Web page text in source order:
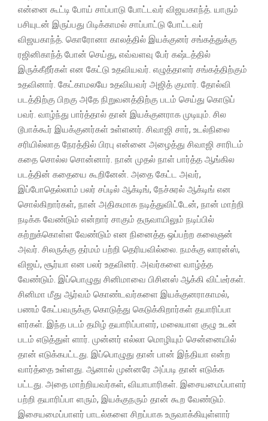
என்னை கூட்டி போய் சாப்பாடு போட்டவர் விஜயகாந்த். யாரும்
பசியுடன் இருப்பது பிடிக்காமல் சாப்பாட்டு போட்டவர்
விஜயகாந்த். கொரோனா காலத்தில் இயக்குனர் சங்கத்துக்கு
ரஜினிகாந்த் போன் செய்து, எவ்வளவு பேர் கஷ்டத்தில்
இருக்கீறீர்கள் என கேட்டு உதவியவர். எழுத்தாளர் சங்கத்திற்கும்
உதவினார். கேட்காமலயே உதவியவர் அஜித் குமார். தோல்வி
படத்திற்கு பிறகு அதே நிறுவனத்திற்கு படம் செய்து கொடுப்
பவர். வாழ்ந்து பார்த்தால் தான் இயக்குனராக முடியும். சில
டூபாக்கூர் இயக்குனர்கள் உள்ளனர். சிவாஜி சார், உடல்நிலை
சரியில்லாத நேரத்தில் பிரபு என்னை அழைத்து சிவாஜி சாரிடம்
கதை சொல்ல சொன்னார். நான் முதல் நாள் பார்த்த ஆங்கில
படத்தின் கதையை கூறினேன். அதை கேட்ட அவர்,
இப்போதெல்லாம் பலர் சப்டில் ஆக்டிங், நேச்சுரல் ஆக்டிங் என
சொல்கிறார்கள், நான் அதிகமாக நடித்துவிட்டேன், நான் மாற்றி
நடிக்க வேண்டும் என்றார் சாகும் தருவாயிலும் நடிப்பில்
கற்றுக்கொள்ள வேண்டும் என நினைத்த ஒப்பற்ற கலைஞன்
அவர். சிலருக்கு தர்மம் பற்றி தெரியவில்லை. நமக்கு லாரன்ஸ்,
விஜய், சூர்யா என பலர் உதவினர். அவர்களை வாழ்த்த
வேண்டும். இப்பொழுது சினிமாவை பிசினஸ் ஆக்கி விட்டீர்கள்.
சினிமா மீது ஆர்வம் கொண்டவர்களை இயக்குனராகாமல்,
பணம் கேட்பவருக்கு கொடுத்து கெடுக்கிறார்கள் தயாரிப்பா
ளர்கள். இந்த படம் தமிழ் தயாரிப்பாளர், மலையாள குழு உடன்
படம் எடுத்துள் ளார். முன்னர் எல்லா மொழியும் சென்னையில்
தான் எடுக்கபட்டது. இப்பொழுது தான் பான் இந்தியா என்ற
வார்த்தை உள்ளது. ஆனால் முன்னரே அப்படி தான் எடுக்க
பட்டது. அதை மாற்றியவர்கள், வியாபாரிகள். இசையமைப்பாளர்
பற்றி தயாரிப்பா ளரும், இயக்குநரும் தான் கூற வேண்டும்.
இசையமைப்பாளர் பாடல்களை சிறப்பாக உருவாக்கியுள்ளார்